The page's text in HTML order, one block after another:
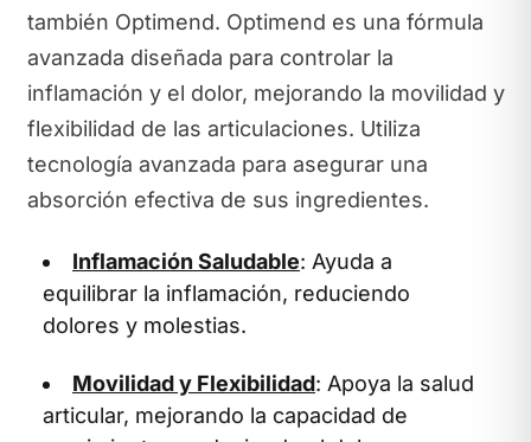
también Optimend. Optimend es una fórmula
avanzada diseñada para controlar la
inflamación y el dolor, mejorando la movilidad y
flexibilidad de las articulaciones. Utiliza
tecnología avanzada para asegurar una
absorción efectiva de sus ingredientes.
Inflamación Saludable: Ayuda a
equilibrar la inflamación, reduciendo
dolores y molestias.
Movilidad y Flexibilidad: Apoya la salud
articular, mejorando la capacidad de